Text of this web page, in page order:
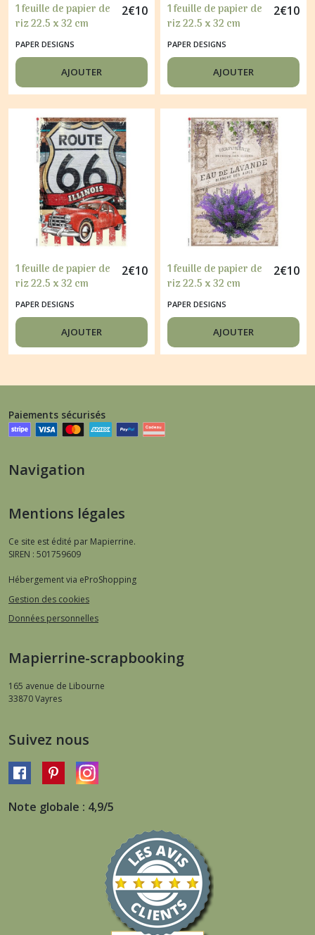
1 feuille de papier de
riz 22.5 x 32 cm
découpage collage
PAPER DESIGNS PINUP
029
2€10
PAPER DESIGNS
AJOUTER
1 feuille de papier de
riz 22.5 x 32 cm
découpage collage
PAPER DESIGNS VELO
FLEURI 030
2€10
PAPER DESIGNS
AJOUTER
1 feuille de papier de
riz 22.5 x 32 cm
découpage collage
PAPER DESIGNS
ROUTE 66 0030
2€10
PAPER DESIGNS
AJOUTER
1 feuille de papier de
riz 22.5 x 32 cm
découpage collage
PAPER DESIGNS
PROVENCE LAVANDE
VINTAGE 060
2€10
PAPER DESIGNS
AJOUTER
Paiements sécurisés
Navigation
Mentions légales
Ce site est édité par Mapierrine.
SIREN : 501759609
Hébergement via eProShopping
Gestion des cookies
Données personnelles
Mapierrine-scrapbooking
165 avenue de Libourne
33870Vayres
Suivez nous
Note globale : 4,9/5